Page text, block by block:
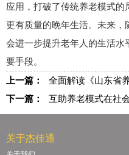
应用，打破了传统养老模式的
更有质量的晚年生活。未来
会进一步提升老年人的生活
要手段。
上一篇：
全面解读《山东省
下一篇：
互助养老模式在社
关于杰佳通